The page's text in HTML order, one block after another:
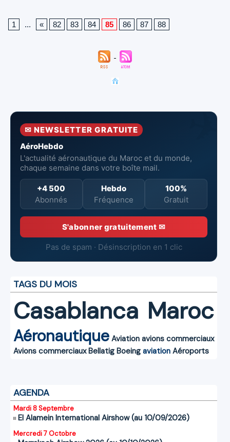
1 ... « 82 83 84 85 86 87 88
✉ NEWSLETTER GRATUITE
AéroHebdo
L'actualité aéronautique du Maroc et du monde,
chaque semaine dans votre boîte mail.
+4 500
Abonnés
Hebdo
Fréquence
100%
Gratuit
S'abonner gratuitement ✉
Pas de spam · Désinscription en 1 clic
TAGS DU MOIS
Casablanca Maroc
Aéronautique Aviation avions commerciaux
Avions commerciaux Bellatig Boeing aviation Aéroports
AGENDA
Mardi 8 Septembre
El Alamein International Airshow (au 10/09/2026)
Mercredi 7 Octobre